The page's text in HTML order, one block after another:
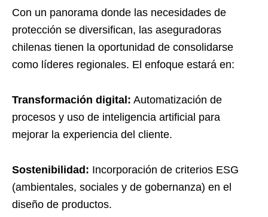
Con un panorama donde las necesidades de
protección se diversifican, las aseguradoras
chilenas tienen la oportunidad de consolidarse
como líderes regionales. El enfoque estará en:
Transformación digital: Automatización de
procesos y uso de inteligencia artificial para
mejorar la experiencia del cliente.
Sostenibilidad: Incorporación de criterios ESG
(ambientales, sociales y de gobernanza) en el
diseño de productos.